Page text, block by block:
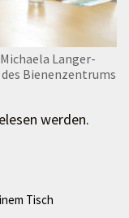
Langer-
Bienenzentrums
werden.
Tisch